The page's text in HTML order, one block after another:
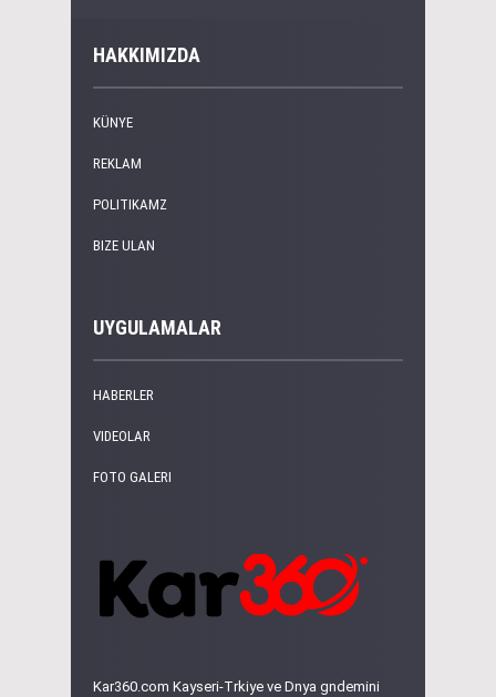
HAKKIMIZDA
KÜNYE
REKLAM
POLITIKAMZ
BIZE ULAN
UYGULAMALAR
HABERLER
VIDEOLAR
FOTO GALERI
Kar360.com Kayseri-Trkiye ve Dnya gndemini